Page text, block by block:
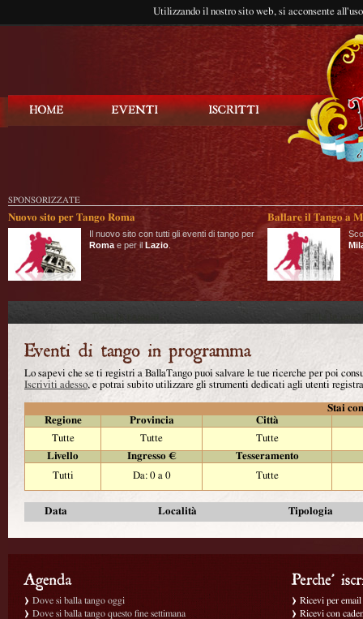
Utilizzando il nostro sito web, si acconsente
SPONSORIZZATE
Nuovo sito per Tango Roma
Il nuovo sito con tutti gli eventi di tango per
Roma e per il Lazio
Ballare il Tango a
Lo sapevi che se ti registri a BallaTango puoi salvare le tue ricerche per poi
Iscriviti adesso, e potrai subito utilizzare gli strumenti dedicati agli utenti
Stai
Regione
Provincia
Città
Tutte
Tutte
Tutte
Livello
Ingresso €
Tesseramento
Tutti
Da: 0 a 0 Tutte
Data Località Tipologia
Dove si balla tango oggi
Dove si balla tango questo fine settimana
Ricevi per
Ricevi con